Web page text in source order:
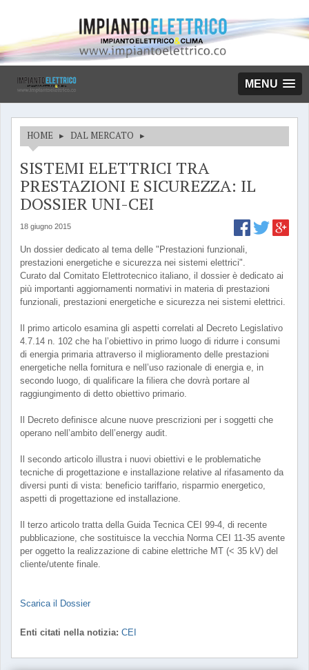
MENU
HOME ▸ DAL MERCATO ▸
SISTEMI ELETTRICI TRA
PRESTAZIONI E SICUREZZA: IL
DOSSIER UNI-CEI
18 giugno 2015
Un dossier dedicato al tema delle "Prestazioni funzionali,
prestazioni energetiche e sicurezza nei sistemi elettrici".
Curato dal Comitato Elettrotecnico italiano, il dossier è dedicato ai
più importanti aggiornamenti normativi in materia di prestazioni
funzionali, prestazioni energetiche e sicurezza nei sistemi elettrici.
Il primo articolo esamina gli aspetti correlati al Decreto Legislativo
4.7.14 n. 102 che ha l’obiettivo in primo luogo di ridurre i consumi
di energia primaria attraverso il miglioramento delle prestazioni
energetiche nella fornitura e nell’uso razionale di energia e, in
secondo luogo, di qualificare la filiera che dovrà portare al
raggiungimento di detto obiettivo primario.
Il Decreto definisce alcune nuove prescrizioni per i soggetti che
operano nell’ambito dell’energy audit.
Il secondo articolo illustra i nuovi obiettivi e le problematiche
tecniche di progettazione e installazione relative al rifasamento da
diversi punti di vista: beneficio tariffario, risparmio energetico,
aspetti di progettazione ed installazione.
Il terzo articolo tratta della Guida Tecnica CEI 99-4, di recente
pubblicazione, che sostituisce la vecchia Norma CEI 11-35 avente
per oggetto la realizzazione di cabine elettriche MT (< 35 kV) del
cliente/utente finale.
Scarica il Dossier
Enti citati nella notizia: CEI